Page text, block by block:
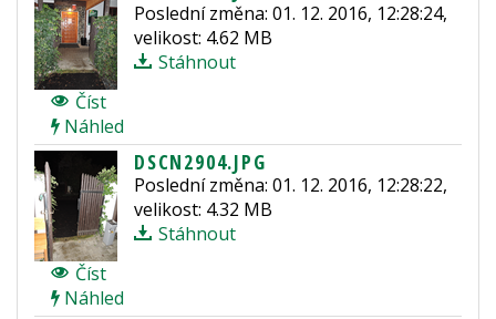
Poslední změna: 01. 12. 2016, 12:28:24,
velikost: 4.62 MB
Stáhnout
Číst
Náhled
DSCN2904.JPG
Poslední změna: 01. 12. 2016, 12:28:22,
velikost: 4.32 MB
Stáhnout
Číst
Náhled